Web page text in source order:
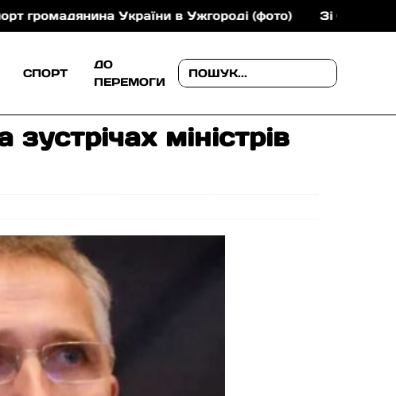
України в Ужгороді (фото) Зі Сільця — на
СПОРТ
ДО
ПЕРЕМОГИ
міністрів